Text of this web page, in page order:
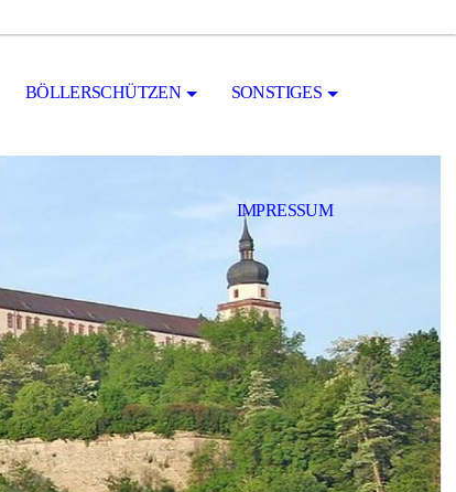
BÖLLERSCHÜTZEN SONSTIGES
IMPRESSUM